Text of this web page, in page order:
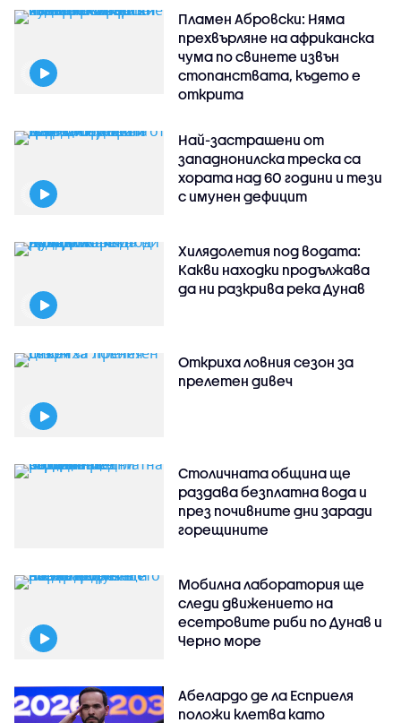
Пламен Абровски: Няма
прехвърляне на африканска
чума по свинете извън
стопанствата, където е
открита
Най-застрашени от
западнонилска треска са
хората над 60 години и тези
с имунен дефицит
Хилядолетия под водата:
Какви находки продължава
да ни разкрива река Дунав
Откриха ловния сезон за
прелетен дивеч
Столичната община ще
раздава безплатна вода и
през почивните дни заради
горещините
Мобилна лаборатория ще
следи движението на
есетровите риби по Дунав и
Черно море
Абелардо де ла Есприеля
положи клетва като